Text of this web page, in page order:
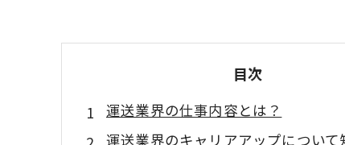
目次
運送業界の仕事内容とは？
運送業界のキャリアアップについて